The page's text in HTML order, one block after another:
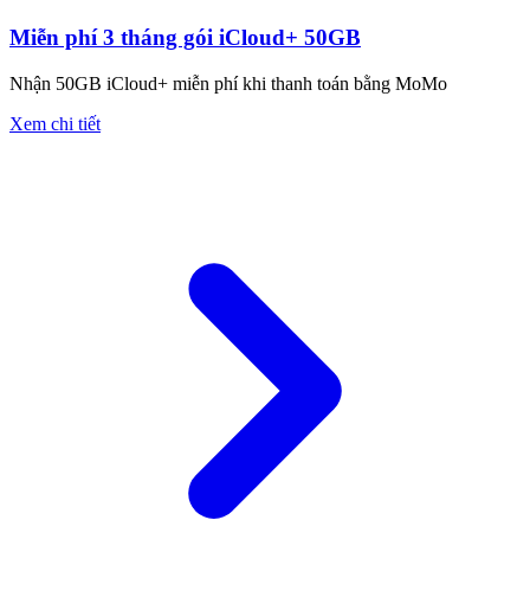
Miễn phí 3 tháng gói iCloud+ 50GB
Nhận 50GB iCloud+ miễn phí khi thanh toán bằng MoMo
Xem chi tiết